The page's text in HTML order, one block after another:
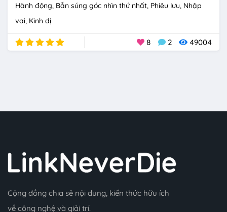
Hành động Bắn súng góc nhìn thứ nhất Phiêu lưu Nhập
vai Kinh dị
8 2 49004
Cộng đồng chia sẻ nội dung, kiến thức hữu ích
về công nghệ và giải trí.